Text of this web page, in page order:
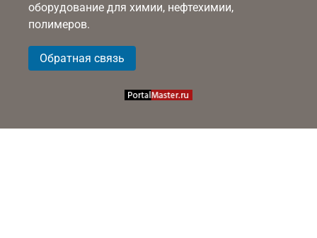
оборудование для химии, нефтехимии,
полимеров.
Обратная связь